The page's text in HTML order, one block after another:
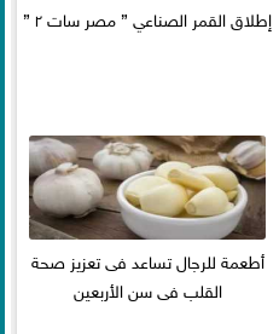
إطلاق القمر الصناعي ” مصر سات ٢ ”
أطعمة للرجال تساعد فى تعزيز صحة
القلب فى سن الأربعين